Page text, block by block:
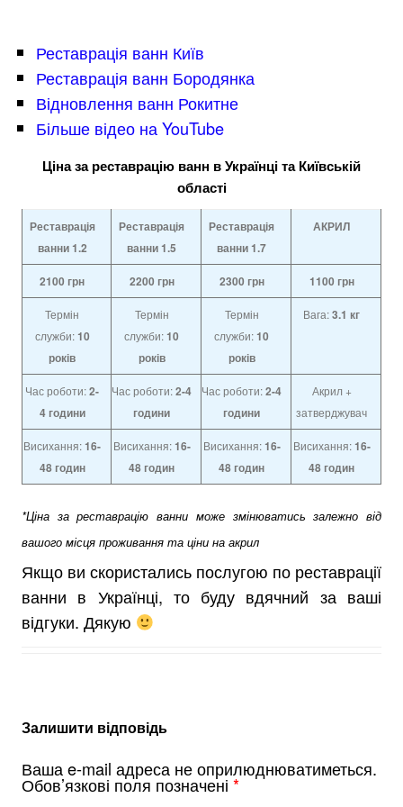
Реставрація ванн Київ
Реставрація ванн Бородянка
Відновлення ванн Рокитне
Більше відео на YouTube
Ціна за реставрацію ванн в Українці та Київській
області
Реставрація
ванни 1.2
Реставрація
ванни1.5
Реставрація
ванни1.7
АКРИЛ
2100 грн 2200 грн 2300 грн 1100 грн
Термін
служби:10
років
Термін
служби:10
років
Термін
служби:10
років
Вага:3.1 кг
Час роботи:2-
4 години
Час роботи:2-4
години
Час роботи:2-4
години
Акрил +
затверджувач
Висихання:16-
48 годин
Висихання:16-
48 годин
Висихання:16-
48 годин
Висихання:16-
48 годин
*Ціна за реставрацію ванни може змінюватись залежно від
вашого місця проживання та ціни на акрил
Якщо ви скористались послугою по реставрації
ванни в Українці, то буду вдячний за ваші
відгуки. Дякую
Залишити відповідь
Ваша e-mail адреса не оприлюднюватиметься.
Обов’язкові поля позначені *